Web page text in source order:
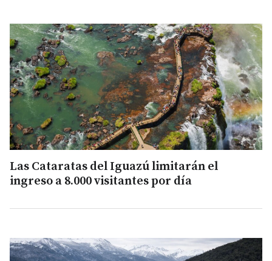
Las Cataratas del Iguazú limitarán el
ingreso a 8.000 visitantes por día